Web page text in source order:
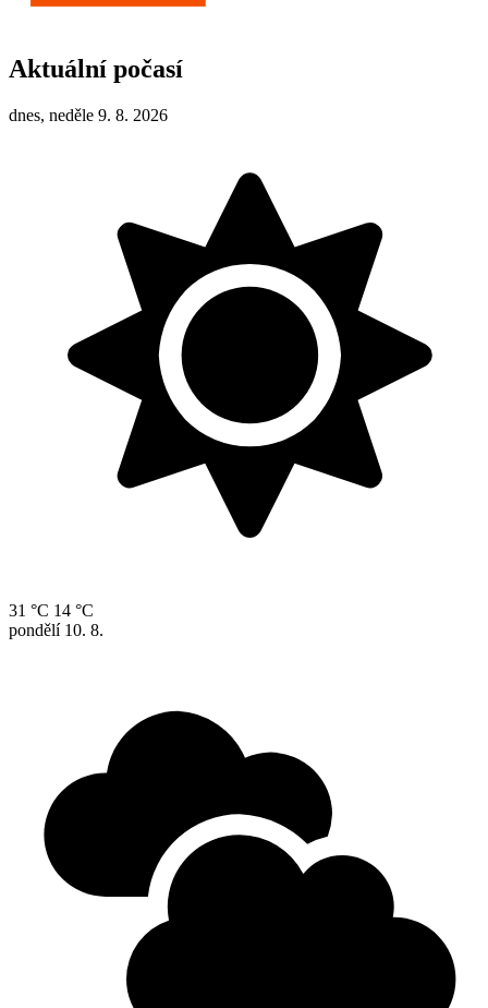
Aktuální počasí
dnes, neděle 9. 8. 2026
31 °C 14 °C
pondělí 10. 8.